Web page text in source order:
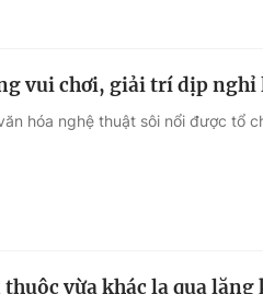
vui chơi, giải trí dịp nghỉ
hóa nghệ thuật sôi nổi được tổ
vừa khác lạ qua